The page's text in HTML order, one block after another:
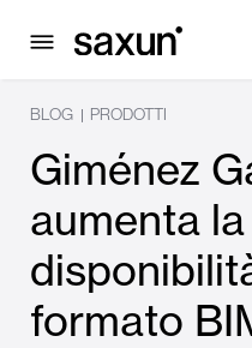
BLOG | PRODOTTI
Giménez
aumenta
formato